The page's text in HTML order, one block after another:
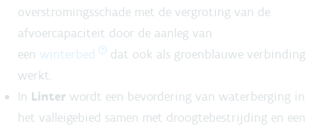
overstromingsschade met de vergroting van de
afvoercapaciteit door de aanleg van
een winterbed
dat ook als groenblauwe verbinding
werkt.
In Linter wordt een bevordering van waterberging in
het valleigebied samen met droogtebestrijding en een